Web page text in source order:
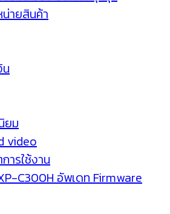
ายสินค้า
น
ยม
video
ารใช้งาน
C300H อัพเดท Firmware